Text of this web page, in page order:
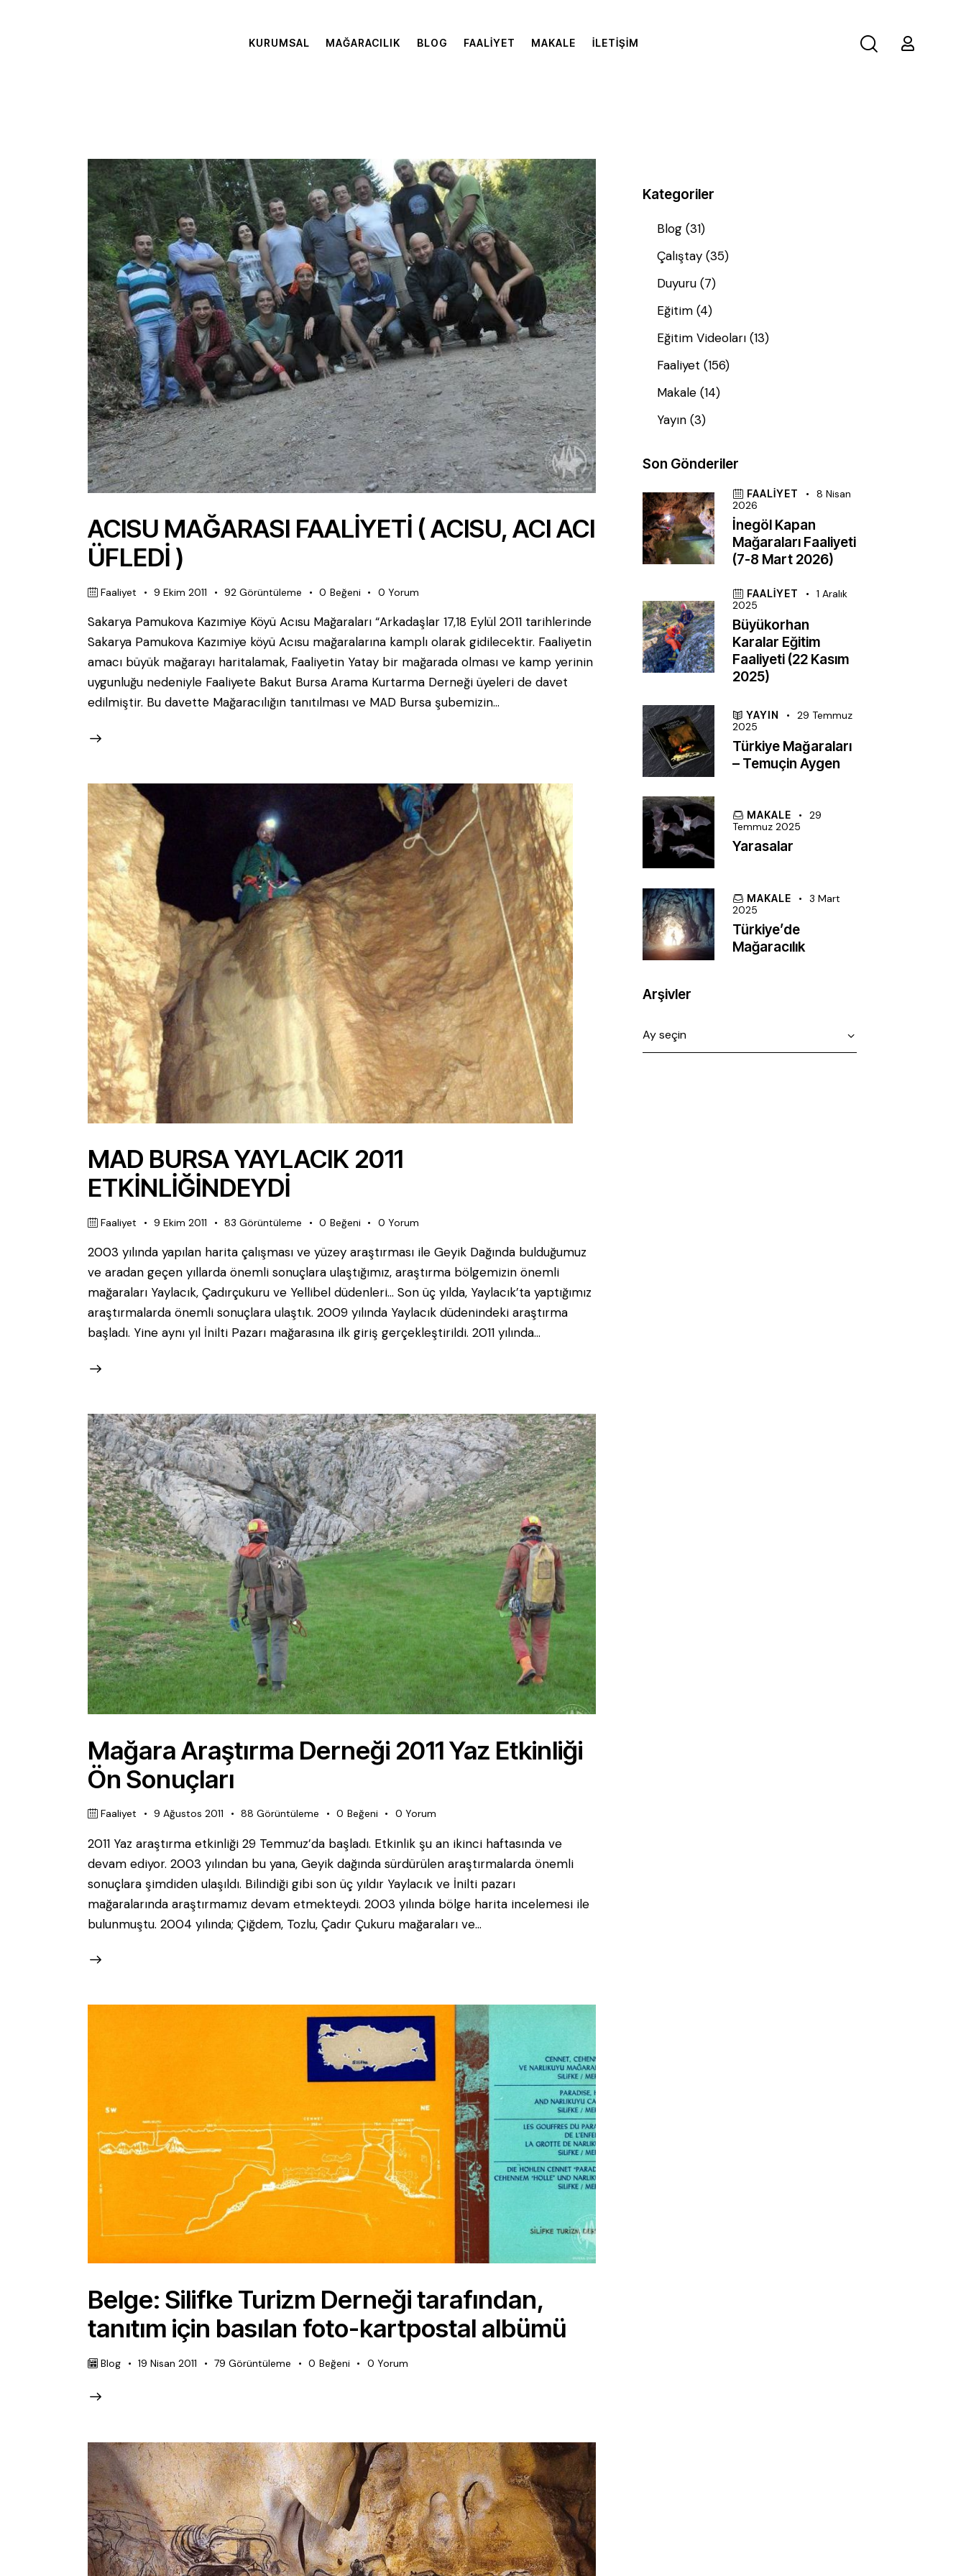
KURUMSAL MAĞARACILIK BLOG FAALIYET MAKALE İLETIŞIM
ACISU MAĞARASI FAALİYETİ ( ACISU, ACI ACI
ÜFLEDİ )
Faaliyet 9 Ekim 2011 92 Görüntüleme 0 Beğeni 0 Yorum
Sakarya Pamukova Kazımiye Köyü Acısu Mağaraları “Arkadaşlar 17,18 Eylül 2011 tarihlerinde
Sakarya Pamukova Kazımiye köyü Acısu mağaralarına kamplı olarak gidilecektir. Faaliyetin
amacı büyük mağarayı haritalamak, Faaliyetin Yatay bir mağarada olması ve kamp yerinin
uygunluğu nedeniyle Faaliyete Bakut Bursa Arama Kurtarma Derneği üyeleri de davet
edilmiştir. Bu davette Mağaracılığın tanıtılması ve MAD Bursa şubemizin…
MAD BURSA YAYLACIK 2011
ETKİNLİĞİNDEYDİ
Faaliyet 9 Ekim 2011 83 Görüntüleme 0 Beğeni 0 Yorum
2003 yılında yapılan harita çalışması ve yüzey araştırması ile Geyik Dağında bulduğumuz
ve aradan geçen yıllarda önemli sonuçlara ulaştığımız, araştırma bölgemizin önemli
mağaraları Yaylacık, Çadırçukuru ve Yellibel düdenleri… Son üç yılda, Yaylacık’ta yaptığımız
araştırmalarda önemli sonuçlara ulaştık. 2009 yılında Yaylacık düdenindeki araştırma
başladı. Yine aynı yıl İnilti Pazarı mağarasına ilk giriş gerçekleştirildi. 2011 yılında…
Mağara Araştırma Derneği 2011 Yaz Etkinliği
Ön Sonuçları
Faaliyet 9 Ağustos 2011 88 Görüntüleme 0 Beğeni 0 Yorum
2011 Yaz araştırma etkinliği 29 Temmuz’da başladı. Etkinlik şu an ikinci haftasında ve
devam ediyor. 2003 yılından bu yana, Geyik dağında sürdürülen araştırmalarda önemli
sonuçlara şimdiden ulaşıldı. Bilindiği gibi son üç yıldır Yaylacık ve İnilti pazarı
mağaralarında araştırmamız devam etmekteydi. 2003 yılında bölge harita incelemesi ile
bulunmuştu. 2004 yılında; Çiğdem, Tozlu, Çadır Çukuru mağaraları ve…
Belge: Silifke Turizm Derneği tarafından,
tanıtım için basılan foto-kartpostal albümü
Blog 19 Nisan 2011 79 Görüntüleme 0 Beğeni 0 Yorum
Kategoriler
Blog (31)
Çalıştay (35)
Duyuru (7)
Eğitim (4)
Eğitim Videoları (13)
Faaliyet (156)
Makale (14)
Yayın (3)
Son Gönderiler
FAALIYET
8 Nisan
2026
İnegöl Kapan
Mağaraları Faaliyeti
(7-8 Mart 2026)
FAALIYET
1 Aralık
2025
Büyükorhan
Karalar Eğitim
Faaliyeti (22 Kasım
2025)
YAYIN
29 Temmuz
2025
Türkiye Mağaraları
– Temuçin Aygen
MAKALE
29
Temmuz 2025
Yarasalar
MAKALE
3 Mart
2025
Türkiye’de
Mağaracılık
Arşivler